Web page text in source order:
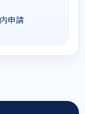
申請